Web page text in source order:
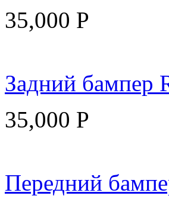
35,000 Р
Задний бампер
35,000 Р
Передний